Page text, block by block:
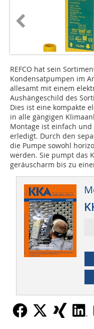
REFCO hat sein
Kondensatpumpen im
allesamt mit einem
Aushängeschild des
Dies ist eine kompakte
in alle gängigen
Montage ist einfach
erledigt. Durch den
die Pumpe sowohl
werden. Sie pumpt das
geräuscharm bis zu